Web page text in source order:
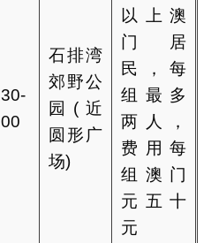
石排湾
郊野公
园(近
圆形广
场)
以上澳
门居
民，每
组最多
两人，
费用每
组澳门
元五十
元